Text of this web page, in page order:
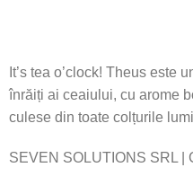
It’s tea o’clock! Theus este
înrăiți ai ceaiului, cu arome
culese din toate colțurile
SEVEN SOLUTIONS SRL |